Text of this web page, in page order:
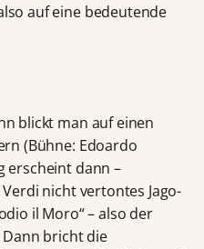
auf eine bedeutende
blickt man auf einen
(Bühne: Edoardo
erscheint dann –
nicht vertontes Jago-
il Moro“ – also der
Dann bricht die